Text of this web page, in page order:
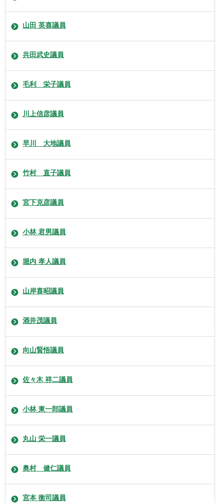
山田 英喜議員
共田武史議員
毛利 栄子議員
川上信彦議員
早川 大地議員
竹村 直子議員
宮下克彦議員
小林 君男議員
堀内 孝人議員
山岸喜昭議員
酒井茂議員
向山賢悟議員
佐々木 祥二議員
小林 東一郎議員
丸山 栄一議員
奥村 健仁議員
宮本 衡司議員